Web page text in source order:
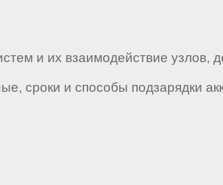
и их взаимодействие узлов,
сроки и способы подзарядки